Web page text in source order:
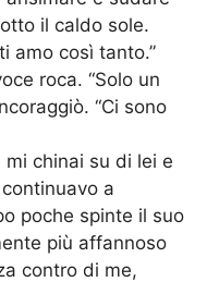
il caldo sole.
amo così tanto.”
roca. “Solo un
“Ci sono
mi chinai su di lei e
a
poche spinte il suo
più affannoso
contro di me,